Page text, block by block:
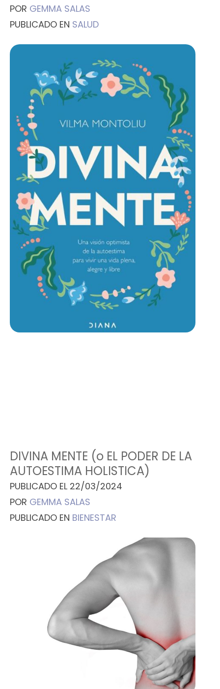
POR GEMMA SALAS
PUBLICADO EN SALUD
DIVINA MENTE (o EL PODER DE LA
AUTOESTIMA HOLISTICA)
PUBLICADO EL 22/03/2024
POR GEMMA SALAS
PUBLICADO EN BIENESTAR